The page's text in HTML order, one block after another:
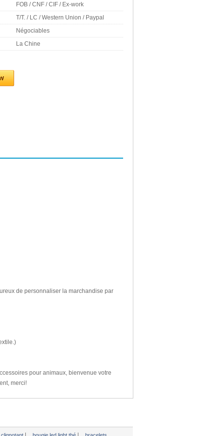
FOB / CNF / CIF / Ex-work
T/T. / LC / Western Union / Paypal
Négociables
La Chine
de personnaliser la marchandise par
.)
pour animaux, bienvenue votre
, merci!